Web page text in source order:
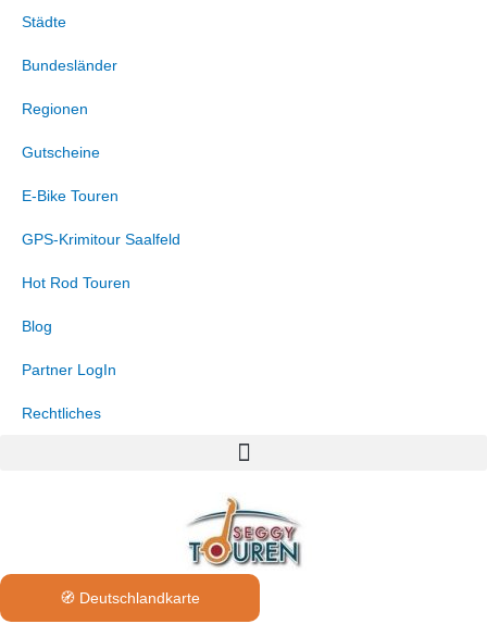
springen
Städte
Bundesländer
Regionen
Gutscheine
E-Bike Touren
GPS-Krimitour Saalfeld
Hot Rod Touren
Blog
Partner LogIn
Rechtliches
🧭 Deutschlandkarte